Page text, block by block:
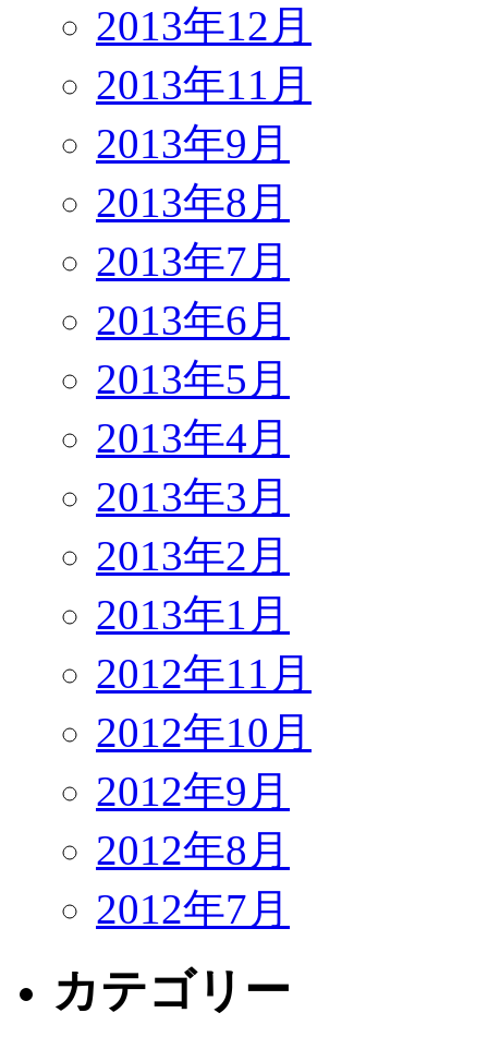
2013年12月
2013年11月
2013年9月
2013年8月
2013年7月
2013年6月
2013年5月
2013年4月
2013年3月
2013年2月
2013年1月
2012年11月
2012年10月
2012年9月
2012年8月
2012年7月
カテゴリー